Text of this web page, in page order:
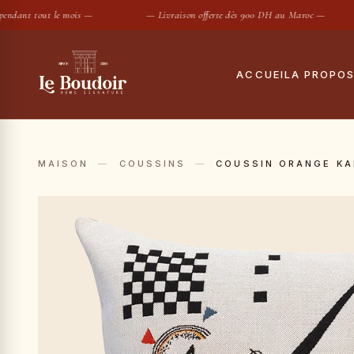
tout le mois — — Livraison offerte dès 900 DH au Maroc —
ACCUEILA PROPOS
Le showroom
Contact
MAISON — COUSSINS — COUSSIN ORANGE